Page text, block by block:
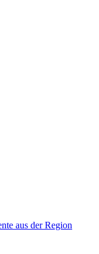
aus der Region